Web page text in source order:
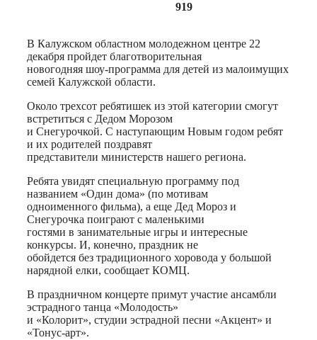
919
В Калужском областном молодежном центре 22
декабря пройдет благотворительная
новогодняя шоу-программа для детей из малоимущих
семей Калужской области.
Около трехсот ребятишек из этой категории смогут
встретиться с Дедом Морозом
и Снегурочкой. С наступающим Новым годом ребят
и их родителей поздравят
представители министерств нашего региона.
Ребята увидят специальную программу под
названием «Один дома» (по мотивам
одноименного фильма), а еще Дед Мороз и
Снегурочка поиграют с маленькими
гостями в занимательные игры и интересные
конкурсы. И, конечно, праздник не
обойдется без традиционного хоровода у большой
нарядной елки, сообщает КОМЦ.
В праздничном концерте примут участие ансамбли
эстрадного танца «Молодость»
и «Колорит», студии эстрадной песни «Акцент» и
«Тонус-арт».